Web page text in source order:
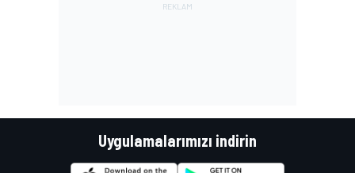
Uygulamalarımızı indirin